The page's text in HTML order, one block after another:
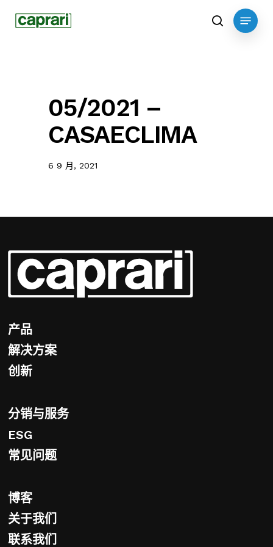
search
Menu
05/2021 –
CASAECLIMA
6 9 月, 2021
产品
解决方案
创新
分销与服务
ESG
常见问题
博客
关于我们
联系我们